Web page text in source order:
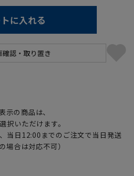
に入れる
示の商品は、
択いただけます。
当日12:00までのご注文で当日発送
場合は対応不可）